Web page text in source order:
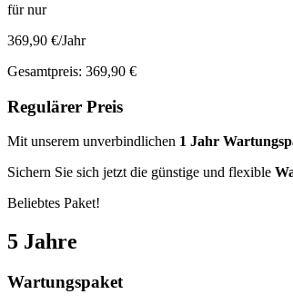
für nur
369,90 €/Jahr
Gesamtpreis: 369,90 €
Regulärer Preis
Mit unserem unverbindlichen 1 Jahr
Sichern Sie sich jetzt die günstige und flexible
Beliebtes Paket!
5 Jahre
Wartungspaket